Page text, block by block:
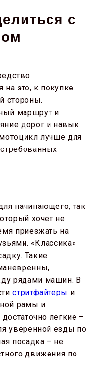
с
на это, к покупке
стороны.
маршрут и
дорог и навык
лучше для
начинающего, так
хочет не
приезжать на
«Классика»
Такие
рядами машин. В
стритфайтеры и
рамы и
достаточно легкие –
уверенной езды по
посадка – не
движения по